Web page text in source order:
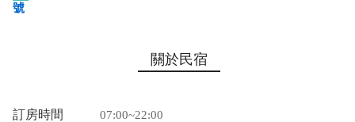
號
臺灣企銀-鳳山分行 代號：050 帳號：880-62-397114 戶
您也可以利用這幾個常用的網路ATM匯款： [
關於民宿
訂房時間 07:00~22:00